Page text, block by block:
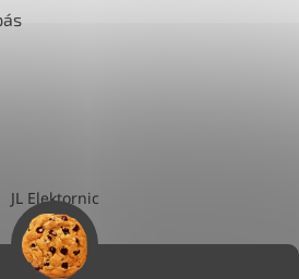
JL Elektornic